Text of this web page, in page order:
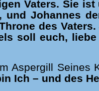
Vaters. Sie
und Johannes
des
soll euch,
Aspergill Seines
Ich – und des